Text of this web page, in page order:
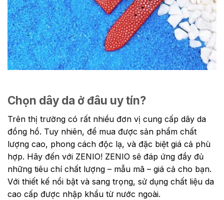
Chọn dây da ở đâu uy tín?
Trên thị trường có rất nhiều đơn vị cung cấp dây da
đồng hồ. Tuy nhiên, để mua được sản phẩm chất
lượng cao, phong cách độc lạ, và đặc biệt giá cả phù
hợp. Hãy đến với ZENIO! ZENIO sẽ đáp ứng đầy đủ
những tiêu chí chất lượng – mẫu mã – giá cả cho bạn.
Với thiết kế nổi bật và sang trọng, sử dụng chất liệu da
cao cấp được nhập khẩu từ nước ngoài.